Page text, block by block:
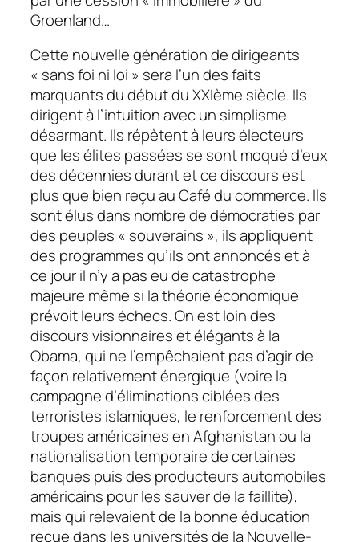
Groenland…
Cette nouvelle génération de dirigeants
« sans foi ni loi » sera l’un des faits
marquants du début du XXIème siècle. Ils
dirigent à l’intuition avec un simplisme
désarmant. Ils répètent à leurs électeurs
que les élites passées se sont moqué d’eux
des décennies durant et ce discours est
plus que bien reçu au Café du commerce. Ils
sont élus dans nombre de démocraties par
des peuples « souverains », ils appliquent
des programmes qu’ils ont annoncés et à
ce jour il n’y a pas eu de catastrophe
majeure même si la théorie économique
prévoit leurs échecs. On est loin des
discours visionnaires et élégants à la
Obama, qui ne l’empêchaient pas d’agir de
façon relativement énergique (voire la
campagne d’éliminations ciblées des
terroristes islamiques, le renforcement des
troupes américaines en Afghanistan ou la
nationalisation temporaire de certaines
banques puis des producteurs automobiles
américains pour les sauver de la faillite),
mais qui relevaient de la bonne éducation
reçue dans les universités de la Nouvelle-